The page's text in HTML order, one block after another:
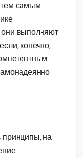
тем самым
выполняют
конечно,
принципы, на